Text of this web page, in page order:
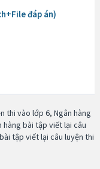
đáp án)
thi vào lớp 6, Ngân hàng
hàng bài tập viết lại câu
tập viết lại câu luyện thi